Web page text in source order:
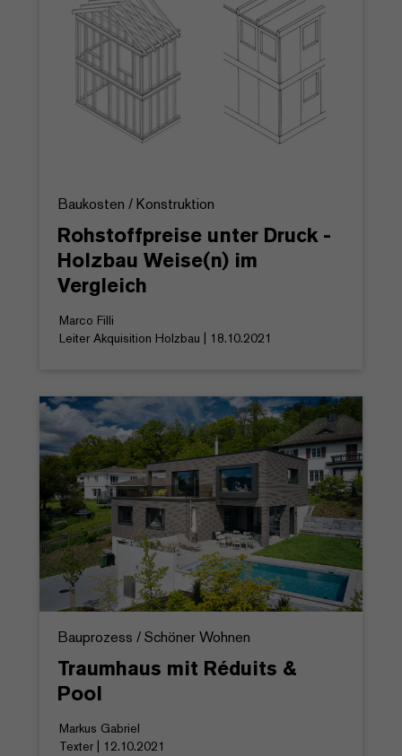
Baukosten / Konstruktion
Rohstoffpreise unter Druck -
Holzbau Weise(n) im
Vergleich
Marco Filli
Leiter Akquisition Holzbau | 18.10.2021
Bauprozess / Schöner Wohnen
Traumhaus mit Réduits &
Pool
Markus Gabriel
Texter | 12.10.2021